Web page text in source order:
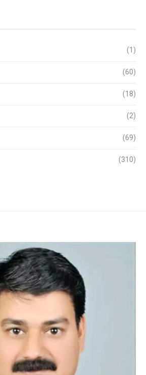
(1)
(60)
(18)
(2)
(69)
(310)